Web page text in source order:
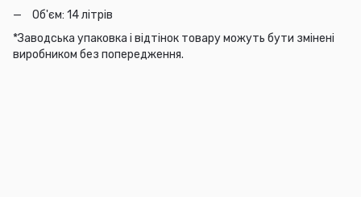
Об'єм: 14 літрів
*Заводська упаковка і відтінок товару можуть бути змінені
виробником без попередження.